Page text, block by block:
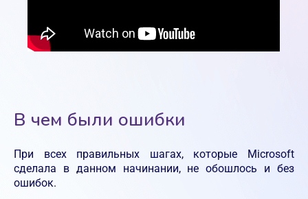
В чем были ошибки
При всех правильных шагах, которые Microsoft
сделала в данном начинании, не обошлось и без
ошибок.